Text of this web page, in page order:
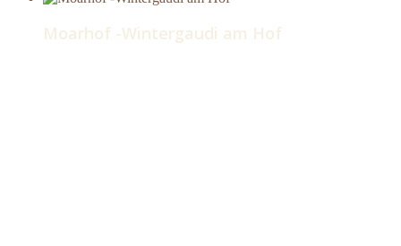
Moarhof -Wintergaudi am Hof